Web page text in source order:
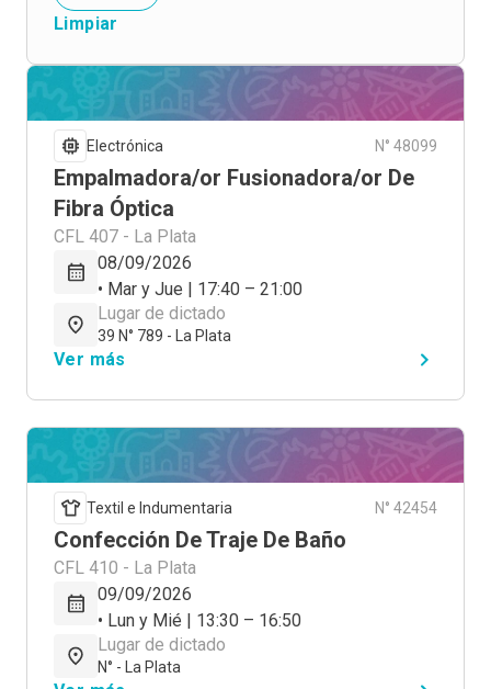
Limpiar
Electrónica N° 48099
Empalmadora/or Fusionadora/or De
Fibra Óptica
CFL 407 - La Plata
08/09/2026
• Mar y Jue | 17:40 – 21:00
Lugar de dictado
39 N° 789 - La Plata
Ver más
Textil e Indumentaria N° 42454
Confección De Traje De Baño
CFL 410 - La Plata
09/09/2026
• Lun y Mié | 13:30 – 16:50
Lugar de dictado
N° - La Plata